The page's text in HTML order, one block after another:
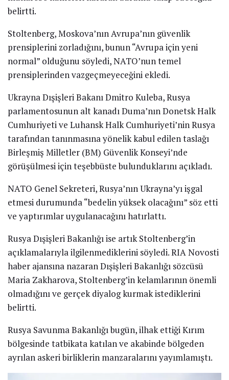
İsmini vermeden ABD basınına konuşan üst seviye
askerlerini çektiğini söyledi. Bu tez hem burada hem
tüm dünyada büyük ilgi çekti. Ancak artık biliyoruz ki
bu yanlışsız değil.” dedi.
da ayrıntılı bilgi ise sunmadı. Rusya’nın
açıklamalarının bilakis, ABD’deki Joe Biden idaresinin
“Rusya’nın hududa 7 bin kadar yeni asker gönderdiğini
de teyit ettiğini” söyledi.
İngiltere’nin savunma istihbarat şefi, Vladimir Putin’in
Ukrayna sonuna güçlerini inşa etmeye devam ettiğini
açıkladı.
çekildiğine dair bir emare olmadığını bilakis sondaki
birliklere destek yapıldığını belirtti..